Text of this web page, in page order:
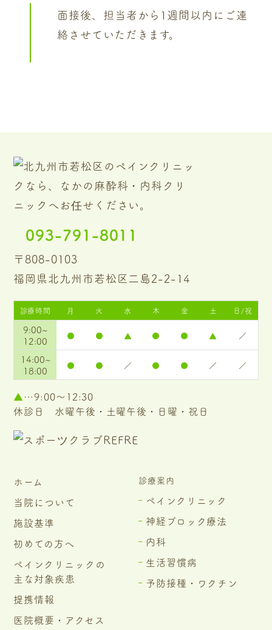
面接後、担当者から1週間以内にご連
絡させていただきます。
093-791-8011
〒808-0103
福岡県北九州市若松区二島2-2-14
診療時間 月 火 水 木 金 土 日/祝
9:00~
12:00
● ● ▲ ● ● ▲ ／
14:00~
18:00
● ● ／ ● ● ／ ／
▲…9:00～12:30
休診日 水曜午後・土曜午後・日曜・祝日
ホーム
当院について
施設基準
初めての方へ
ペインクリニックの
主な対象疾患
提携情報
医院概要・アクセス
診療案内
ペインクリニック
神経ブロック療法
内科
生活習慣病
予防接種・ワクチン